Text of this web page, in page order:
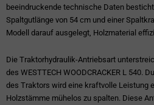
beeindruckende technische Daten
Spaltgutlänge von 54 cm und einer
Modell darauf ausgelegt, Holzmaterial
Die Traktorhydraulik-Antriebsart
des WESTTECH WOODCRACKER L 540.
des Traktors wird eine kraftvolle Leistung
Holzstämme mühelos zu spalten. Diese